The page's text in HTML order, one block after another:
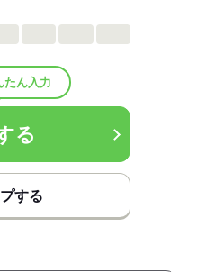
利用可
の場合は5,000円／月、借主か
の手当が支給）
うち、単独世帯、世帯主以外
、支給金額は1人目は60,000
1,500円/人、その扶養親族に1,5
員負担なし（最寄の西春駅か
）
たん入力
る
する